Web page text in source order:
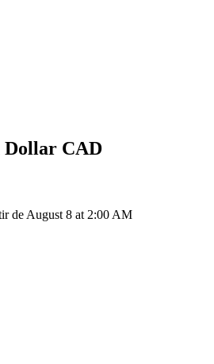
Dollar CAD
de August 8 at 2:00 AM